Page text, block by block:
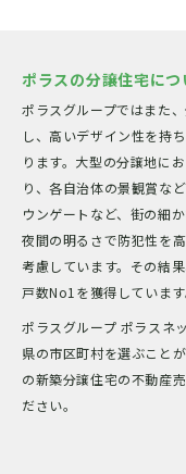
ポラスの分譲住宅につ
ポラスグループではまた
し、高いデザイン性を持
ります。大型の分譲地に
り、各自治体の景観賞な
ウンゲートなど、街の細
夜間の明るさで防犯性を
考慮しています。その結
戸数No1を獲得していま
ポラスグループ ポラスネ
県の市区町村を選ぶこと
の新築分譲住宅の不動産
ださい。